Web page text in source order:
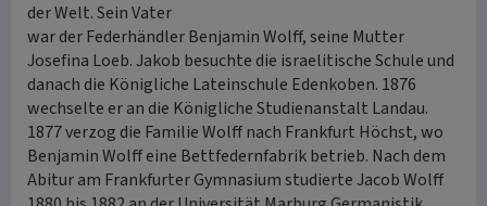
der Welt. Sein Vater
war der Federhändler Benjamin Wolff, seine Mutter
Josefina Loeb. Jakob besuchte die israelitische Schule und
danach die Königliche Lateinschule Edenkoben. 1876
wechselte er an die Königliche Studienanstalt Landau.
1877 verzog die Familie Wolff nach Frankfurt Höchst, wo
Benjamin Wolff eine Bettfedernfabrik betrieb. Nach dem
Abitur am Frankfurter Gymnasium studierte Jacob Wolff